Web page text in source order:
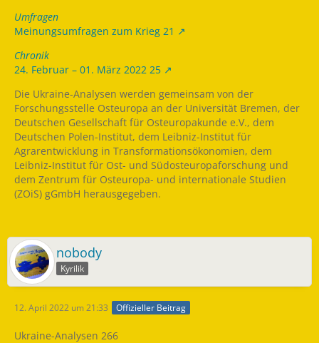
Umfragen
Meinungsumfragen zum Krieg 21
Chronik
24. Februar – 01. März 2022 25
Die Ukraine-Analysen werden gemeinsam von der
Forschungsstelle Osteuropa an der Universität Bremen, der
Deutschen Gesellschaft für Osteuropakunde e.V., dem
Deutschen Polen-Institut, dem Leibniz-Institut für
Agrarentwicklung in Transformationsökonomien, dem
Leibniz-Institut für Ost- und Südosteuropaforschung und
dem Zentrum für Osteuropa- und internationale Studien
(ZOiS) gGmbH herausgegeben.
nobody
Kyrilik
12. April 2022 um 21:33 Offizieller Beitrag
Ukraine-Analysen 266